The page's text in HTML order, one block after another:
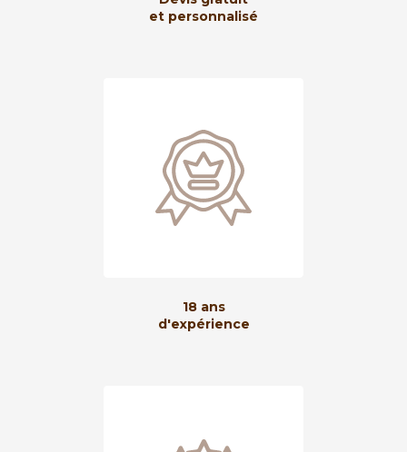
et personnalisé
18 ans
d'expérience